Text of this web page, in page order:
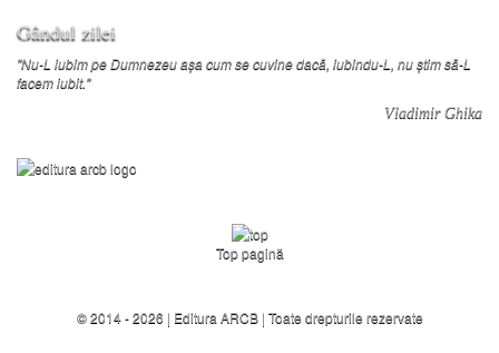
Gândul zilei
"Nu-L iubim pe Dumnezeu așa cum se cuvine dacă, iubindu-L, nu știm să-L
facem iubit."
Vladimir Ghika
Top pagină
© 2014 - 2026 | Editura ARCB| Toate drepturile rezervate